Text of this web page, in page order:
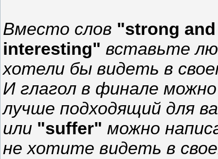
Вместо слов "strong
interesting" вставьте
хотели бы видеть в
И глагол в финале
лучше подходящий для
или "suffer" можно
не хотите видеть в